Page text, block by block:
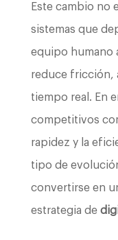
Este cambio no
sistemas que
equipo humano
reduce fricción,
tiempo real. En
competitivos
rapidez y la
tipo de
convertirse en
estrategia de